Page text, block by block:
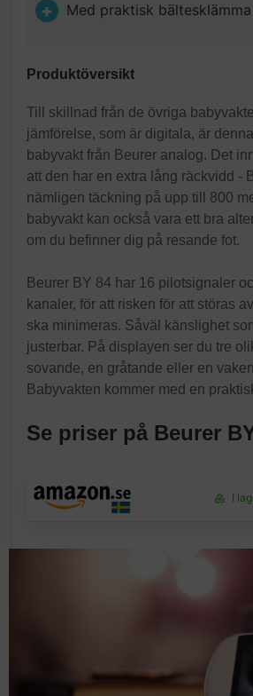
Med praktisk bältesklämma
Produktöversikt
Till skillnad från de övriga
jämförelse, som är digitala, är
babyvakt från Beurer analog. Det
att den har en extra lång räckvidd -
nämligen täckning på upp till 800
babyvakt kan också vara ett bra
om du befinner dig på resande fot.
Beurer BY 84 har 16 pilotsignaler
kanaler, för att risken för att störas
ska minimeras. Såväl känslighet
justerbar. På displayen ser du tre
sovande, en gråtande eller en
Babyvakten kommer med en
Se priser på Beurer
I